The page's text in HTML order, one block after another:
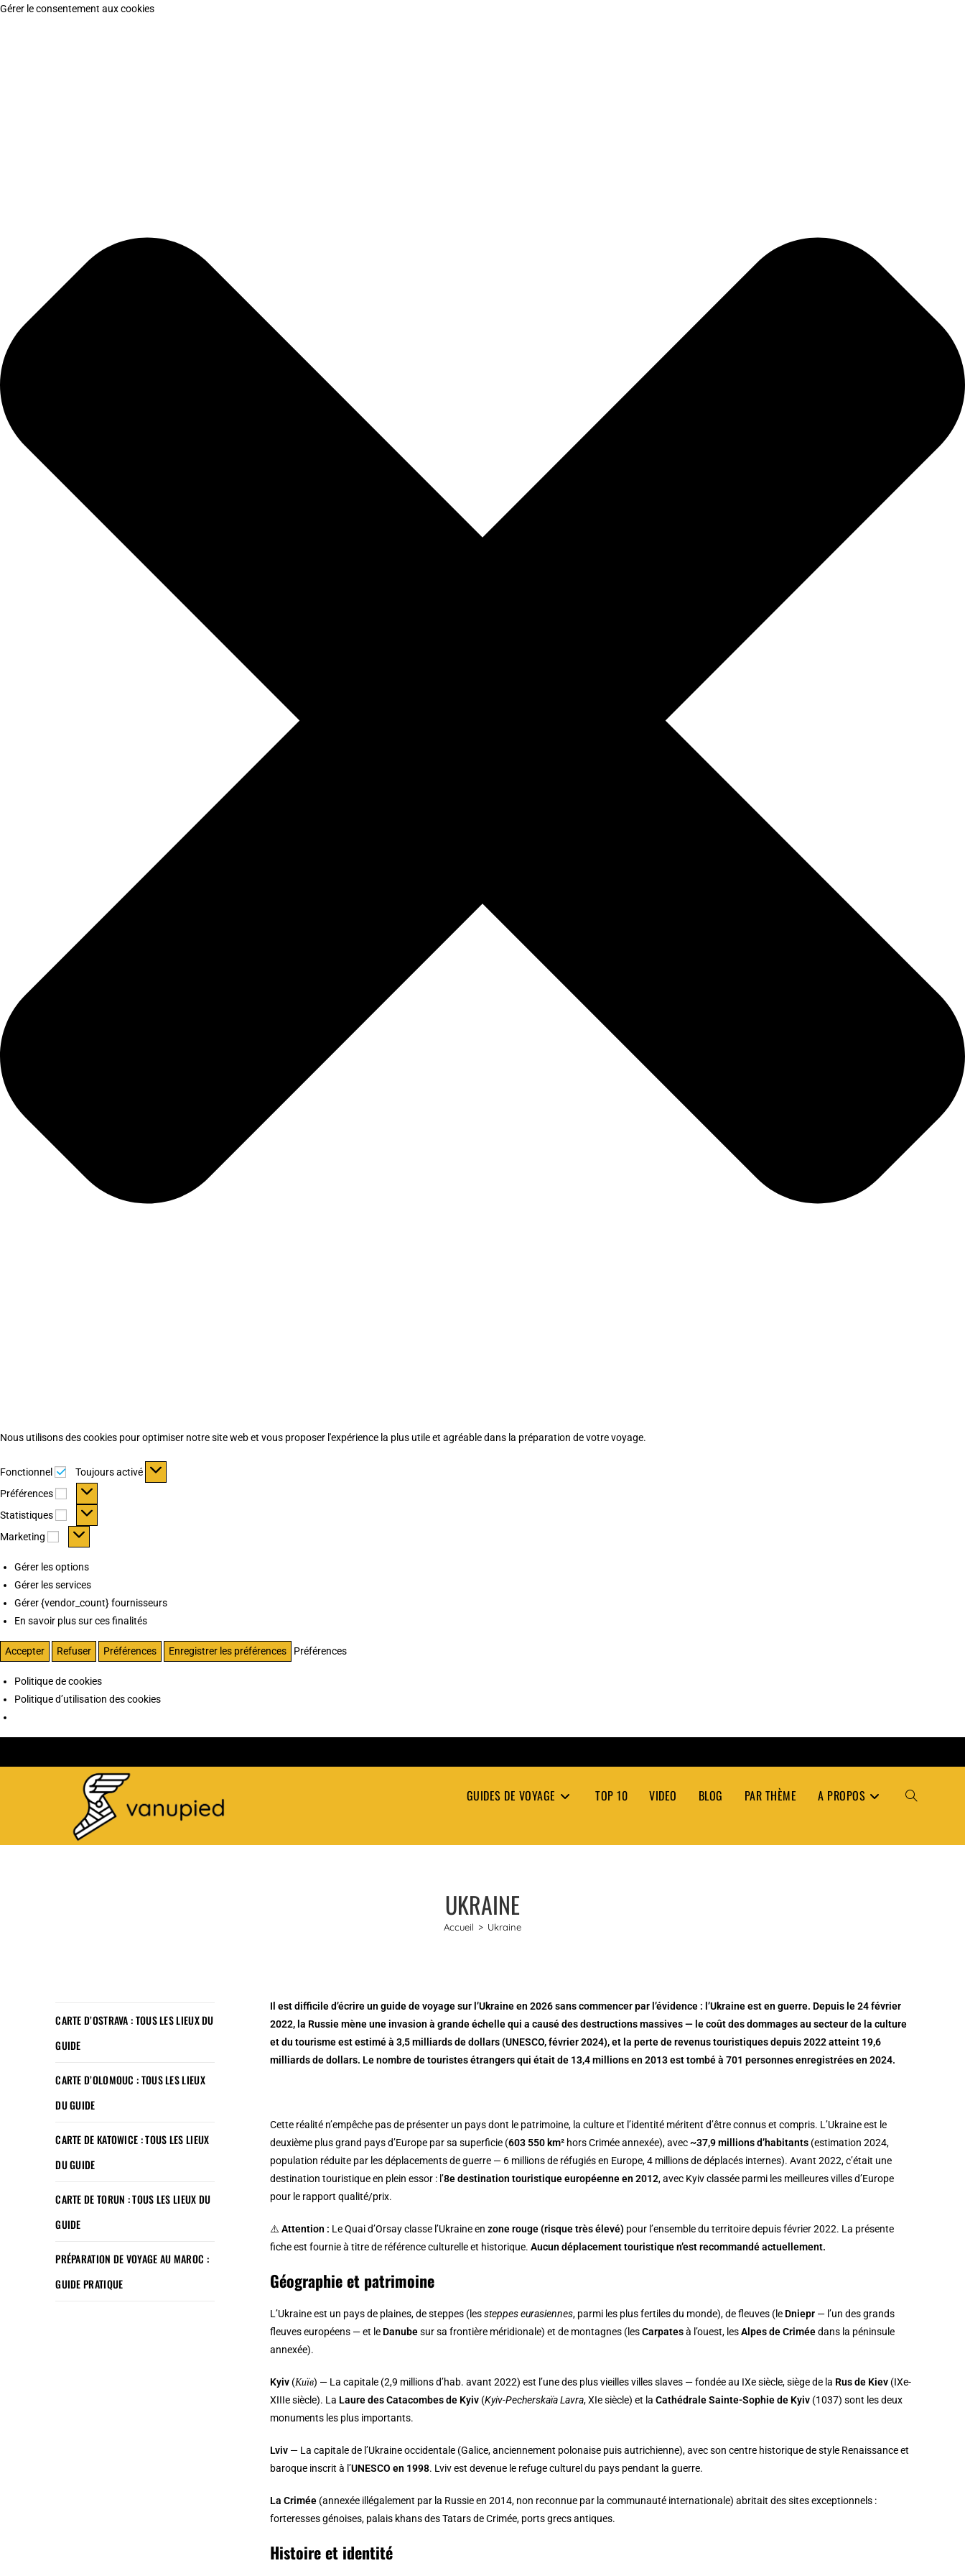
Gérer le consentement aux cookies
Nous utilisons des cookies pour optimiser notre site web et vous proposer l'expérience la plus utile et agréable dans la préparation de votre voyage.
Fonctionnel Fonctionnel
Toujours activé
Préférences
Préférences
Statistiques Statistiques
Marketing Marketing
Gérer les options
Gérer les services
Gérer {vendor_count} fournisseurs
En savoir plus sur ces finalités
Accepter Refuser Préférences Enregistrer les préférences Préférences
Politique de cookies
Politique d’utilisation des cookies
GUIDES DE VOYAGE TOP 10 VIDEO BLOG PAR THÈME A PROPOS TOGGLE
UKRAINE
Accueil > Ukraine
Il est difficile d’écrire un guide de voyage sur l’Ukraine en 2026 sans commencer par l’évidence : l’Ukraine est en guerre. Depuis le 24 février
2022, la Russie mène une invasion à grande échelle qui a causé des destructions massives — le coût des dommages au secteur de la culture
et du tourisme est estimé à 3,5 milliards de dollars (UNESCO, février 2024), et la perte de revenus touristiques depuis 2022 atteint 19,6
milliards de dollars. Le nombre de touristes étrangers qui était de 13,4 millions en 2013 est tombé à 701 personnes enregistrées en 2024.
Cette réalité n’empêche pas de présenter un pays dont le patrimoine, la culture et l’identité méritent d’être connus et compris. L’Ukraine est le
deuxième plus grand pays d’Europe par sa superficie (603 550 km² hors Crimée annexée), avec~37,9 millions d’habitants (estimation 2024,
population réduite par les déplacements de guerre — 6 millions de réfugiés en Europe, 4 millions de déplacés internes). Avant 2022, c’était une
destination touristique en plein essor : l’8e destination touristique européenne en 2012, avec Kyiv classée parmi les meilleures villes d’Europe
pour le rapport qualité/prix.
⚠️Attention : Le Quai d’Orsay classe l’Ukraine enzone rouge (risque très élevé) pour l’ensemble du territoire depuis février 2022. La présente
fiche est fournie à titre de référence culturelle et historique.Aucun déplacement touristique n’est recommandé actuellement.
Géographie et patrimoine
L’Ukraine est un pays de plaines, de steppes (lessteppes eurasiennes, parmi les plus fertiles du monde), de fleuves (le Dniepr — l’un des grands
fleuves européens — et le Danubesur sa frontière méridionale) et de montagnes (lesCarpatesà l’ouest, lesAlpes de Criméedans la péninsule
annexée).
Kyiv (Київ) — La capitale (2,9 millions d’hab. avant 2022) est l’une des plus vieilles villes slaves — fondée au IXe siècle, siège de la Rus de Kiev (IXe-
XIIIe siècle). La Laure des Catacombes de Kyiv (Kyiv-Pecherskaïa Lavra, XIe siècle) et laCathédrale Sainte-Sophie de Kyiv (1037) sont les deux
monuments les plus importants.
Lviv — La capitale de l’Ukraine occidentale (Galice, anciennement polonaise puis autrichienne), avec son centre historique de style Renaissance et
baroque inscrit à l’UNESCO en 1998. Lviv est devenue le refuge culturel du pays pendant la guerre.
La Crimée (annexée illégalement par la Russie en 2014, non reconnue par la communauté internationale) abritait des sites exceptionnels :
forteresses génoises, palais khans des Tatars de Crimée, ports grecs antiques.
Histoire et identité
CARTE D’OSTRAVA : TOUS LES LIEUX DU
GUIDE
CARTE D’OLOMOUC : TOUS LES LIEUX
DU GUIDE
CARTE DE KATOWICE : TOUS LES LIEUX
DU GUIDE
CARTE DE TORUN : TOUS LES LIEUX DU
GUIDE
PRÉPARATION DE VOYAGE AU MAROC :
GUIDE PRATIQUE